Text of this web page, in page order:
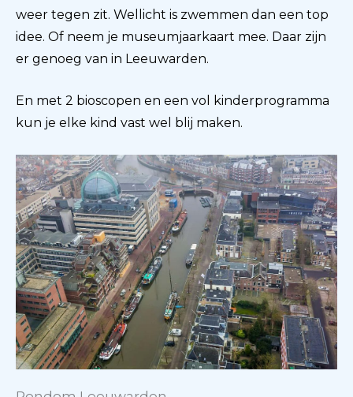
weer tegen zit. Wellicht is zwemmen dan een top
idee. Of neem je museumjaarkaart mee. Daar zijn
er genoeg van in Leeuwarden.
En met 2 bioscopen en een vol kinderprogramma
kun je elke kind vast wel blij maken.